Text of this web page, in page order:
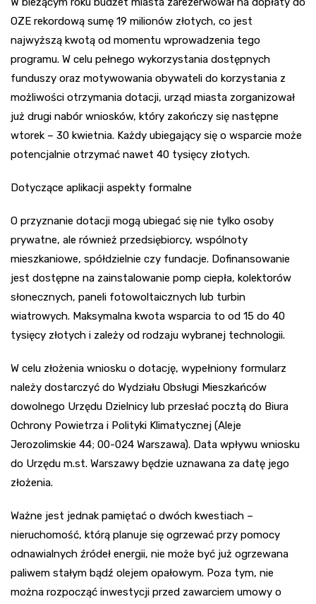
OZE rekordową sumę 19 milionów złotych, co jest
najwyższą kwotą od momentu wprowadzenia tego
programu. W celu pełnego wykorzystania dostępnych
funduszy oraz motywowania obywateli do korzystania z
możliwości otrzymania dotacji, urząd miasta zorganizował
już drugi nabór wniosków, który zakończy się następne
wtorek – 30 kwietnia. Każdy ubiegający się o wsparcie może
potencjalnie otrzymać nawet 40 tysięcy złotych.
Dotyczące aplikacji aspekty formalne
O przyznanie dotacji mogą ubiegać się nie tylko osoby
prywatne, ale również przedsiębiorcy, wspólnoty
mieszkaniowe, spółdzielnie czy fundacje. Dofinansowanie
jest dostępne na zainstalowanie pomp ciepła, kolektorów
słonecznych, paneli fotowoltaicznych lub turbin
wiatrowych. Maksymalna kwota wsparcia to od 15 do 40
tysięcy złotych i zależy od rodzaju wybranej technologii.
W celu złożenia wniosku o dotację, wypełniony formularz
należy dostarczyć do Wydziału Obsługi Mieszkańców
dowolnego Urzędu Dzielnicy lub przesłać pocztą do Biura
Ochrony Powietrza i Polityki Klimatycznej (Aleje
Jerozolimskie 44; 00-024 Warszawa). Data wpływu wniosku
do Urzędu m.st. Warszawy będzie uznawana za datę jego
złożenia.
Ważne jest jednak pamiętać o dwóch kwestiach –
nieruchomość, którą planuje się ogrzewać przy pomocy
odnawialnych źródeł energii, nie może być już ogrzewana
paliwem stałym bądź olejem opałowym. Poza tym, nie
można rozpocząć inwestycji przed zawarciem umowy o